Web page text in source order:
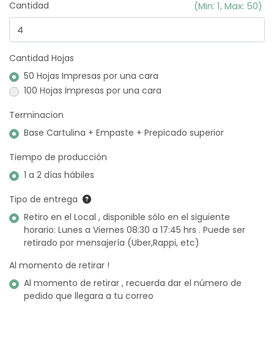
(Min: 1, Max: 50)
Cantidad
Cantidad Hojas
50 Hojas Impresas por una cara
100 Hojas Impresas por una cara
Terminacion
Base Cartulina + Empaste + Prepicado superior
Tiempo de producción
1 a 2 días hábiles
Tipo de entrega
Retiro en el Local , disponible sólo en el siguiente
horario: Lunes a Viernes 08:30 a 17:45 hrs . Puede ser
retirado por mensajería (Uber,Rappi, etc)
Al momento de retirar !
Al momento de retirar , recuerda dar el número de
pedido que llegara a tu correo